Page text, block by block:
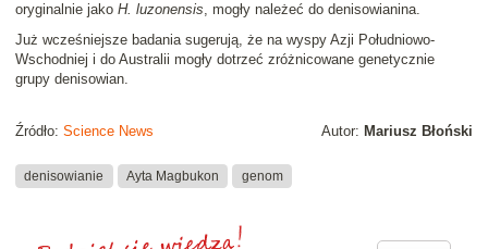
oryginalnie jako H. luzonensis, mogły należeć do denisowianina.
Już wcześniejsze badania sugerują, że na wyspy Azji Południowo-
Wschodniej i do Australii mogły dotrzeć zróżnicowane genetycznie
grupy denisowian.
Autor: Mariusz Błoński
Źródło: Science News
denisowianie Ayta Magbukon genom